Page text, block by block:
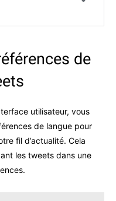
de
utilisateur, vous
de langue pour
fil d’actualité. Cela
les tweets dans une